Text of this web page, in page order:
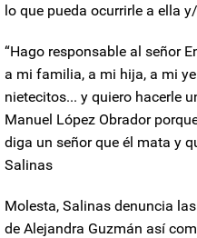
lo que pueda ocurrirle a ella
“Hago responsable al señor
a mi familia, a mi hija, a mi
nietecitos... y quiero hacerle
Manuel López Obrador
diga un señor que él mata y
Salinas
Molesta, Salinas denuncia
de Alejandra Guzmán así